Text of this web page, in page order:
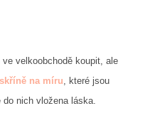
velkoobchodě koupit, ale
skříně na míru , které jsou
nich vložena láska.